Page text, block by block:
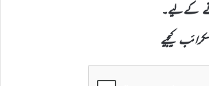
کےلیے۔
کیجیے